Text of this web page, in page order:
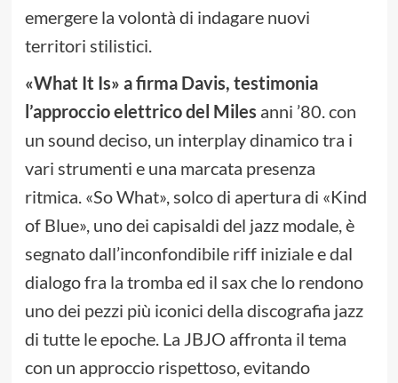
emergere la volontà di indagare nuovi
territori stilistici.
«What It Is» a firma Davis, testimonia
l’approccio elettrico del Miles anni ’80. con
un sound deciso, un interplay dinamico tra i
vari strumenti e una marcata presenza
ritmica. «So What», solco di apertura di «Kind
of Blue», uno dei capisaldi del jazz modale, è
segnato dall’inconfondibile riff iniziale e dal
dialogo fra la tromba ed il sax che lo rendono
uno dei pezzi più iconici della discografia jazz
di tutte le epoche. La JBJO affronta il tema
con un approccio rispettoso, evitando